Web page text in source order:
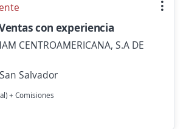
con experiencia
CENTROAMERICANA, S.A DE
Salvador
+ Comisiones